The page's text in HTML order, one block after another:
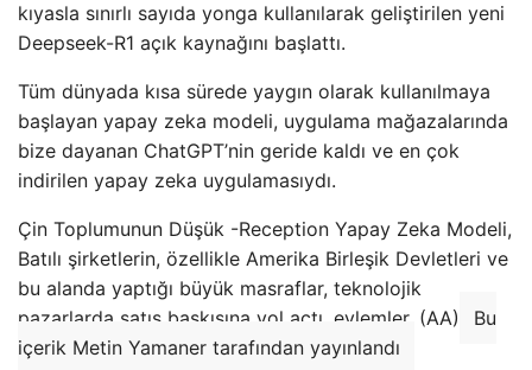
kıyasla sınırlı sayıda yonga kullanılarak geliştirilen yeni
Deepseek-R1 açık kaynağını başlattı.
Tüm dünyada kısa sürede yaygın olarak kullanılmaya
başlayan yapay zeka modeli, uygulama mağazalarında
bize dayanan ChatGPT’nin geride kaldı ve en çok
indirilen yapay zeka uygulamasıydı.
Çin Toplumunun Düşük -Reception Yapay Zeka Modeli,
Batılı şirketlerin, özellikle Amerika Birleşik Devletleri ve
bu alanda yaptığı büyük masraflar, teknolojik
pazarlarda satış baskısına yol açtı. eylemler. (AA)
Bu
içerik Metin Yamaner tarafından yayınlandı